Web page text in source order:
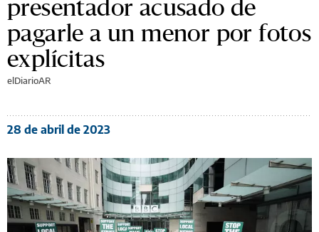
presentador acusado de
pagarle a un menor por fotos
explícitas
elDiarioAR
28 de abril de 2023